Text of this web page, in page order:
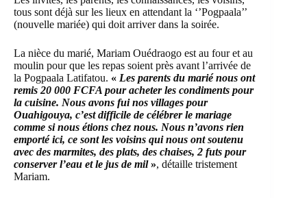
tous sont déjà sur les lieux en attendant la ‘’Pogpaala’’
(nouvelle mariée) qui doit arriver dans la soirée.
La nièce du marié, Mariam Ouédraogo est au four et au
moulin pour que les repas soient près avant l’arrivée de
la Pogpaala Latifatou. « Les parents du marié nous ont
remis 20 000 FCFA pour acheter les condiments pour
la cuisine. Nous avons fui nos villages pour
Ouahigouya, c’est difficile de célébrer le mariage
comme si nous étions chez nous. Nous n’avons rien
emporté ici, ce sont les voisins qui nous ont soutenu
avec des marmites, des plats, des chaises, 2 futs pour
conserver l’eau et le jus de mil», détaille tristement
Mariam.